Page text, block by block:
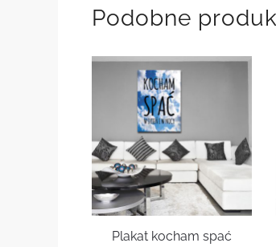
Podobne
Plakat kocham spać